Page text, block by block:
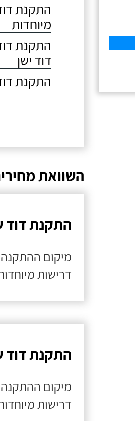
מיוחדות
דוד ישן
התקנת דוד שמש, 150 ליטר, על
השוואת
התקנת דוד
מיקום
דרישות
התקנת דוד
מיקום
דרישות